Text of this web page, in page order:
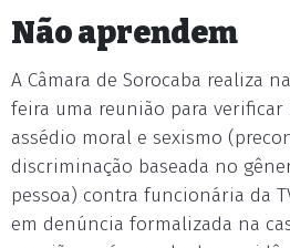
Não aprendem
A Câmara de Sorocaba realiza
feira uma reunião para verificar
assédio moral e sexismo
discriminação baseada no
pessoa) contra funcionária da
em denúncia formalizada na